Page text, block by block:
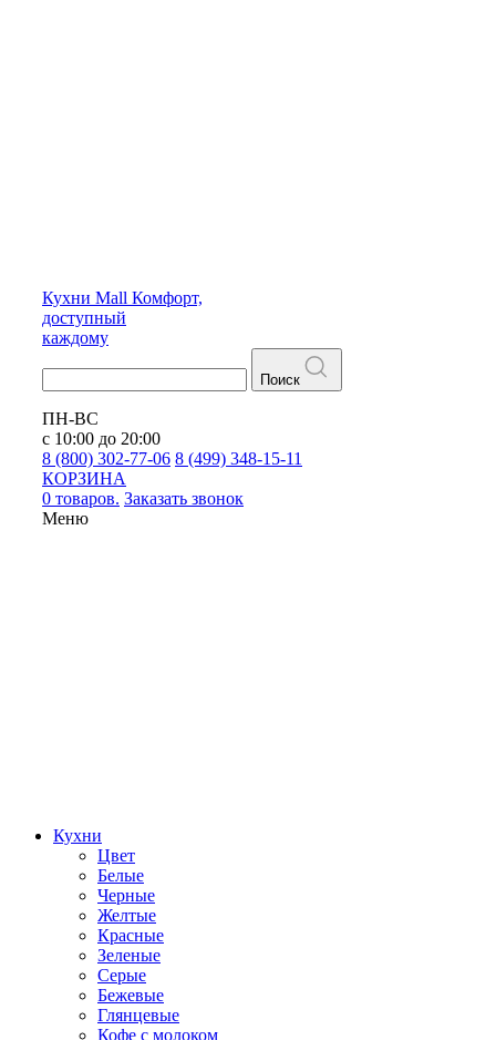
Кухни Mall Комфорт,
доступный
каждому
Поиск
ПН-ВС
с 10:00 до 20:00
8 (800) 302-77-06 8 (499) 348-15-11
КОРЗИНА
0 товаров. Заказать звонок
Меню
Кухни
Цвет
Белые
Черные
Желтые
Красные
Зеленые
Серые
Бежевые
Глянцевые
Кофе с молоком